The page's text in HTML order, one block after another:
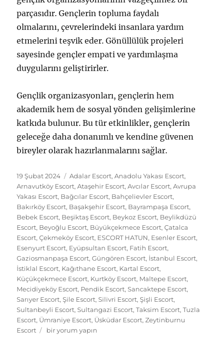
parçasıdır. Gençlerin topluma faydalı
olmalarını, çevrelerindeki insanlara yardım
etmelerini teşvik eder. Gönüllülük projeleri
sayesinde gençler empati ve yardımlaşma
duygularını geliştirirler.
Gençlik organizasyonları, gençlerin hem
akademik hem de sosyal yönden gelişimlerine
katkıda bulunur. Bu tür etkinlikler, gençlerin
geleceğe daha donanımlı ve kendine güvenen
bireyler olarak hazırlanmalarını sağlar.
Yayın
tarihi
19 Şubat 2024 Kategoriler
Adalar Escort,Anadolu Yakası Escort,
Arnavutköy Escort,Ataşehir Escort,Avcılar Escort,Avrupa
Yakası Escort, Bağcılar Escort, Bahçelievler Escort,
Bakırköy Escort, Başakşehir Escort, Bayrampaşa Escort,
Bebek Escort, Beşiktaş Escort, Beykoz Escort, Beylikdüzü
Escort, Beyoğlu Escort, Büyükçekmece Escort,Çatalca
Escort,Çekmeköy Escort, ESCORT HATUN, Esenler Escort,
Esenyurt Escort, Eyüpsultan Escort, Fatih Escort,
Gaziosmanpaşa Escort,Güngören Escort, İstanbul Escort,
İstiklal Escort, Kağıthane Escort, Kartal Escort,
Küçükçekmece Escort, Kurtköy Escort, Maltepe Escort,
Mecidiyeköy Escort, Pendik Escort,Sancaktepe Escort,
Sarıyer Escort,Şile Escort,Silivri Escort,Şişli Escort,
Sultanbeyli Escort,Sultangazi Escort,Taksim Escort,Tuzla
Escort, Ümraniye Escort, Üsküdar Escort,Zeytinburnu
Escort
Kadıköy
bir yorum yapın